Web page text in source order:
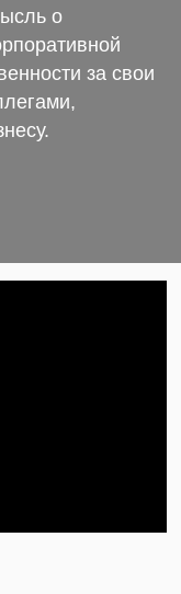
о
за свои